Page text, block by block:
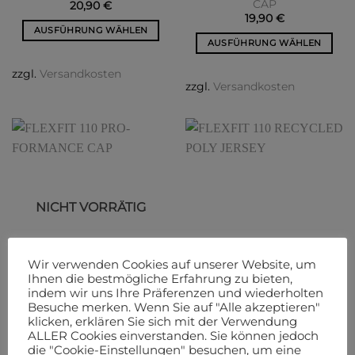
20,90 €
AUSFÜHRUNG WÄHLEN
weist
auf.
Die
der
werden
zzgl. Versandkosten
CAP
19,90 €
AUSFÜHRUNG WÄHLEN
weist
Varianten
auf.
gewählt
werden
zzgl. Versandkosten
NICHT VORRÄTIG
ALLE PROODUKTE
FLEXFIT 110 PRO-
FORMANCE CAP
22,90€
ALLE PROODUKTE
FLEXFIT 110 RECYCLED
POLY JERSEY
€
Wir verwenden Cookies auf unserer Website, um
Ihnen die bestmögliche Erfahrung zu bieten,
indem wir uns Ihre Präferenzen und wiederholten
Besuche merken. Wenn Sie auf "Alle akzeptieren"
klicken, erklären Sie sich mit der Verwendung
ALLER Cookies einverstanden. Sie können jedoch
die "Cookie-Einstellungen" besuchen, um eine